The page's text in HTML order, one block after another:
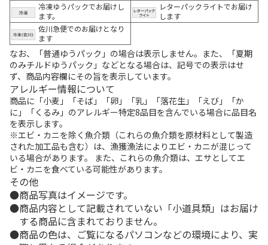
冷凍ゆうパックでお届けし
ます。
レターパックライトでお届け
します
佐川急便でのお届けとなり
ます
なお、「普通ゆうパック」の場合は表示しません。また、「夏期
のみチルドゆうパック」などとなる場合は、記号での表示はせ
ず、商品内容欄にその旨を表示しています。
アレルギー情報について
商品に「小麦」「そば」「卵」「乳」「落花生」「えび」「か
に」「くるみ」のアレルギー特定8品目を含んでいる場合に品目名
を表示します。
※エビ・カニを除く魚介類（これらの魚介類を原材料として製造
された加工品も含む）は、漁獲漁法によりエビ・カニが混じって
いる場合があります。 また、これらの魚介類は、エサとしてエ
ビ・カニを食べている可能性があります。
その他
商品写真はイメージです。
商品内容として記載されていない「小道具類」はお届け
する商品に含まれておりません。
商品の色は、ご覧になるパソコンなどの環境により、実